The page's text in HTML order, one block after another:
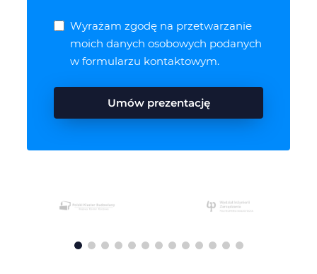
Wyrażam zgodę na przetwarzanie
moich danych osobowych podanych
w formularzu kontaktowym.
Umów prezentację